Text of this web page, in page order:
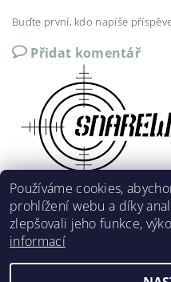
Buďte první, kdo napíše
Přidat komentář
Používáme cookies,
prohlížení webu a díky
zlepšovali jeho funkce,
informací